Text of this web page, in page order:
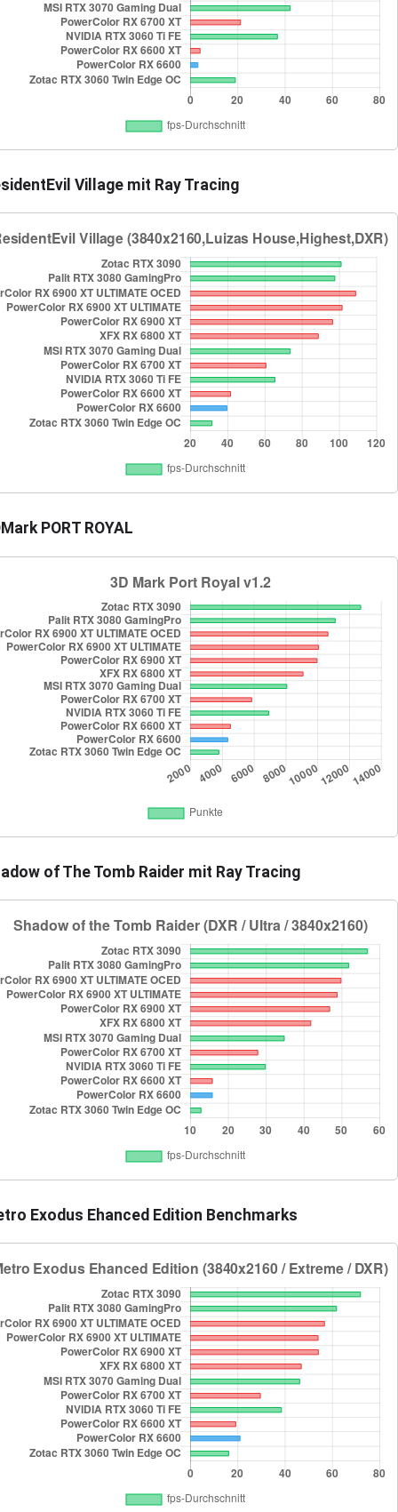
Village mit Ray Tracing
PORT ROYAL
of The Tomb Raider mit Ray Tracing
Exodus Ehanced Edition Benchmarks